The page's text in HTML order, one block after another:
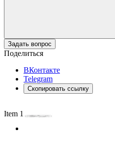
Задать вопрос
Поделиться
ВКонтакте
Telegram
Скопировать ссылку
Item 1 of 2